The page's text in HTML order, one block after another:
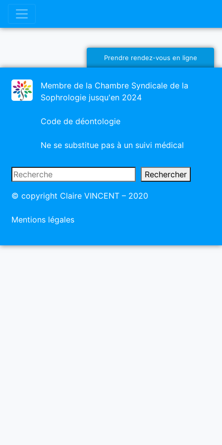
Prendre rendez-vous en ligne
Membre de la Chambre Syndicale de la
Sophrologie jusqu'en 2024
Code de déontologie
Ne se substitue pas à un suivi médical
Rechercher Rechercher
© copyright Claire VINCENT – 2020
Mentions légales